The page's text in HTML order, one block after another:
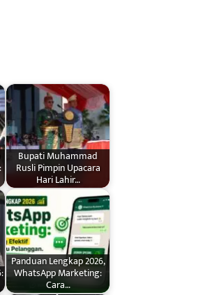
Bupati Muhammad
Rusli Pimpin Upacara
Hari Lahir…
Panduan Lengkap 2026,
WhatsApp Marketing:
Cara…